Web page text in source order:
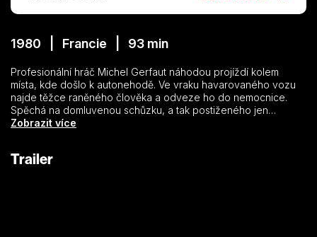
1980 | Francie | 93 min
Profesionální hráč Michel Gerfaut náhodou projíždí kolem
místa, kde došlo k autonehodě. Ve vraku havarovaného vozu
najde těžce raněného člověka a odveze ho do nemocnice.
Spěchá na domluvenou schůzku, a tak postiženého jen
odevzdá zdravotnickému personálu a okamžitě odjede a nikdo
se kolem něj děje, ze zprávy v novinách však pochopí, že se
Zobrazit více
Trailer